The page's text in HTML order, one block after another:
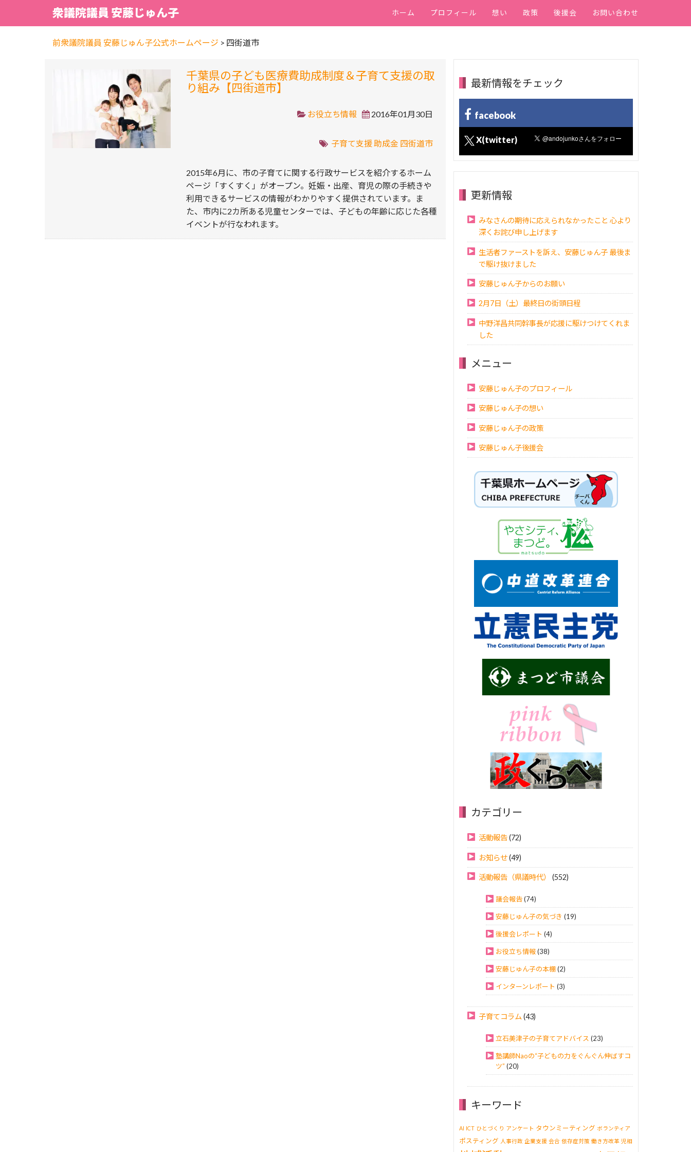
衆議院議員 安藤じゅん子 ホーム プロフィール 想い 政策 後援会 お問い合わせ
前衆議院議員 安藤じゅん子公式ホームページ > 四街道市
千葉県の子ども医療費助成制度＆子育て支援の取
り組み【四街道市】
2016年01月30日
お役立ち情報
子育て支援助成金 四街道市
2015年6月に、市の子育てに関する行政サービスを紹介するホーム
ページ「すくすく」がオープン。妊娠・出産、育児の際の手続きや
利用できるサービスの情報がわかりやすく提供されています。ま
た、市内に2カ所ある児童センターでは、子どもの年齢に応じた各種
イベントが行なわれます。
最新情報をチェック
facebook
X(twitter)
更新情報
みなさんの期待に応えられなかったこと 心より
深くお詫び申し上げます
生活者ファーストを訴え、安藤じゅん子 最後ま
で駆け抜けました
安藤じゅん子からのお願い
2月7日（土）最終日の街頭日程
中野洋昌共同幹事長が応援に駆けつけてくれま
した
メニュー
安藤じゅん子のプロフィール
安藤じゅん子の想い
安藤じゅん子の政策
安藤じゅん子後援会
カテゴリー
活動報告(72)
お知らせ(49)
活動報告（県議時代） (552)
議会報告(74)
安藤じゅん子の気づき (19)
後援会レポート (4)
お役立ち情報(38)
安藤じゅん子の本棚(2)
インターンレポート (3)
子育てコラム (43)
立石美津子の子育てアドバイス (23)
塾講師Naoの“子どもの力をぐんぐん伸ばすコ
ツ” (20)
キーワード
AI ICT ひとづくり アンケート タウンミーティング ボランティア
ポスティング 人事行政 企業支援 会合 依存症対策 働き方改革 児相